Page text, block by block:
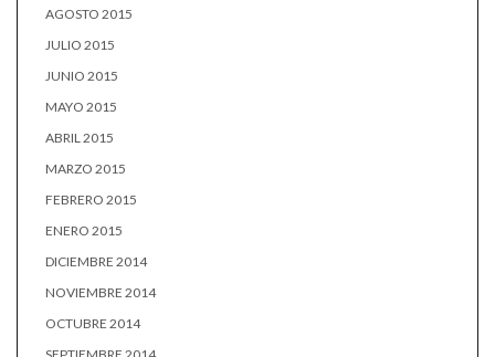
AGOSTO 2015
JULIO 2015
JUNIO 2015
MAYO 2015
ABRIL 2015
MARZO 2015
FEBRERO 2015
ENERO 2015
DICIEMBRE 2014
NOVIEMBRE 2014
OCTUBRE 2014